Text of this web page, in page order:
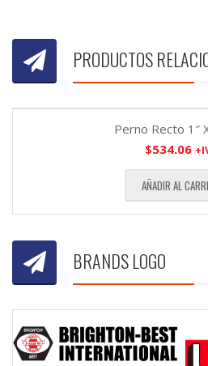
PRODUCTOS
Perno Recto 1″
$534.06
AÑADIR AL
BRANDS LOGO